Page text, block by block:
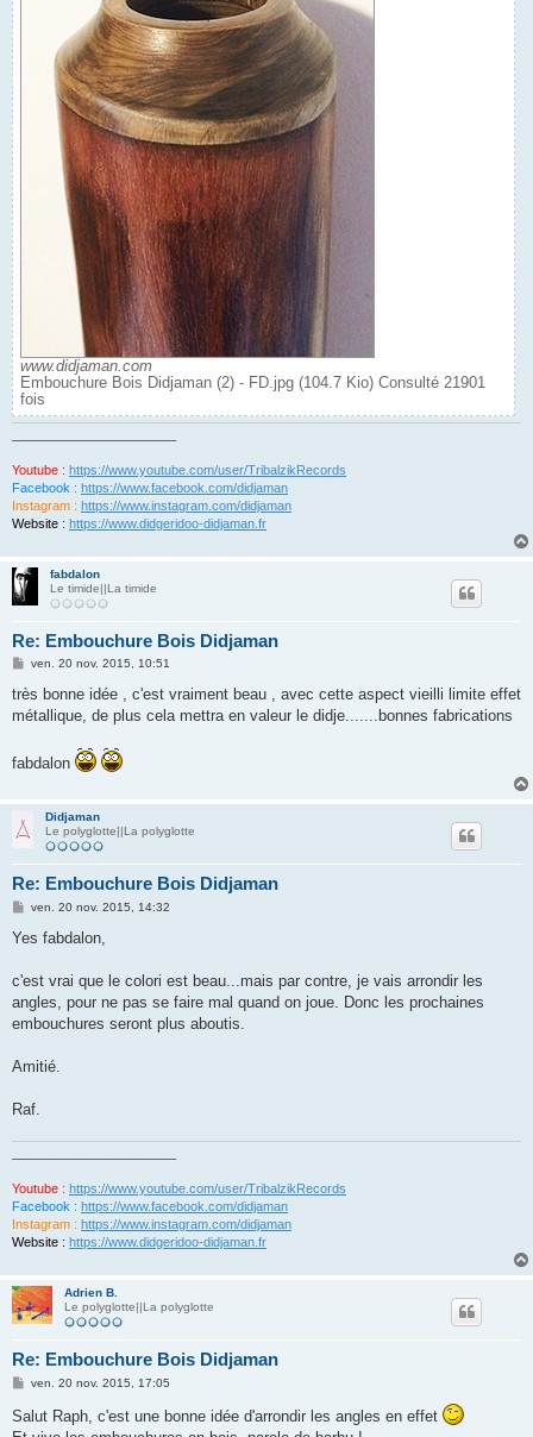
www.didjaman.com
Embouchure Bois Didjaman (2) - FD.jpg (104.7 Kio) Consulté 21901
fois
Youtube : https://www.youtube.com/user/TribalzikRecords
Facebook : https://www.facebook.com/didjaman
Instagram : https://www.instagram.com/didjaman
Website : https://www.didgeridoo-didjaman.fr
fabdalon
Le timide||La timide
Re: Embouchure Bois Didjaman
M
s
a
ven. 20 nov. 2015, 10:51
très bonne idée , c'est vraiment beau , avec cette aspect vieilli limite effet
métallique, de plus cela mettra en valeur le didje.......bonnes fabrications
fabdalon
Didjaman
Le polyglotte||La polyglotte
Re: Embouchure Bois Didjaman
M
s
g
ven. 20 nov. 2015, 14:32
Yes fabdalon,
c'est vrai que le colori est beau...mais par contre, je vais arrondir les
angles, pour ne pas se faire mal quand on joue. Donc les prochaines
embouchures seront plus aboutis.
Amitié.
Raf.
Youtube : https://www.youtube.com/user/TribalzikRecords
Facebook : https://www.facebook.com/didjaman
Instagram : https://www.instagram.com/didjaman
Website : https://www.didgeridoo-didjaman.fr
Adrien B.
Le polyglotte||La polyglotte
Re: Embouchure Bois Didjaman
M
s
s
ven. 20 nov. 2015, 17:05
Salut Raph, c'est une bonne idée d'arrondir les angles en effet